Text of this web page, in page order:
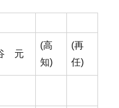
元
(高
知)
(再
任)